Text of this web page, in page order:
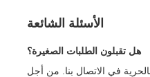
الأسئلة الشائعة
هل تقبلون الطلبات الصغيرة؟
في الاتصال بنا. من أجل